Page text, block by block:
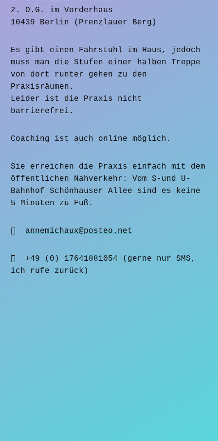
2. O.G. im Vorderhaus
10439 Berlin (Prenzlauer Berg)
Es gibt einen Fahrstuhl im Haus, jedoch
muss man die Stufen einer halben Treppe
von dort runter gehen zu den
Praxisräumen.
Leider ist die Praxis nicht
barrierefrei.
Coaching ist auch online möglich.
Sie erreichen die Praxis einfach mit dem
öffentlichen Nahverkehr: Vom S-und U-
Bahnhof Schönhauser Allee sind es keine
5 Minuten zu Fuß.
 annemichaux@posteo.net

+49 (0) 17641881054 (gerne nur SMS,
ich rufe zurück)